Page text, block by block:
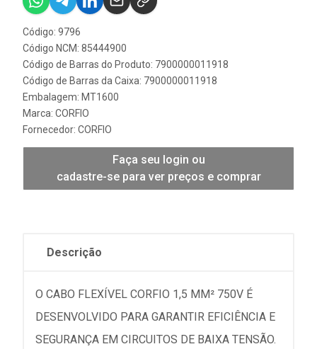
Código: 9796
Código NCM: 85444900
Código de Barras do Produto: 7900000011918
Código de Barras da Caixa: 7900000011918
Embalagem: MT1600
Marca: CORFIO
Fornecedor: CORFIO
Faça seu login ou
cadastre-se para ver preços e comprar
Descrição
O CABO FLEXÍVEL CORFIO 1,5 MM² 750V É
DESENVOLVIDO PARA GARANTIR EFICIÊNCIA E
SEGURANÇA EM CIRCUITOS DE BAIXA TENSÃO.